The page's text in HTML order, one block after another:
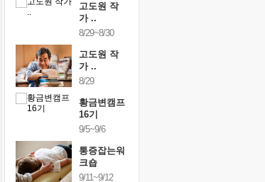
고도원 작
가 ..
8/29~8/30
고도원 작
가 ..
8/29
황금변캠프
16기
9/5~9/6
통증잡는워
크숍
9/11~9/12